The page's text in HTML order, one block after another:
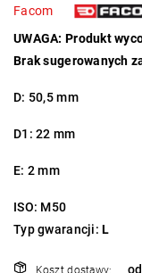
Facom
UWAGA: Produkt
Brak sugerowanych
D: 50,5 mm
D1: 22 mm
E: 2 mm
ISO: M50
Typ gwarancji:L